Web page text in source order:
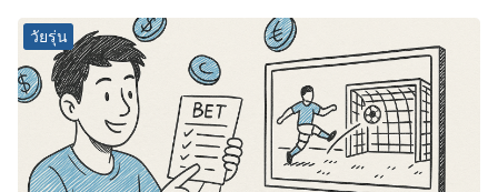
วัยรุ่น